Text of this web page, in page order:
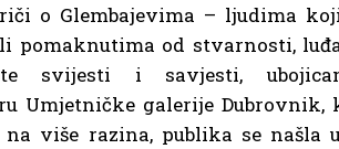
o Glembajevima – ljudima
pomaknutima od stvarnosti,
svijesti i savjesti,
Umjetničke galerije Dubrovnik,
više razina, publika se našla u